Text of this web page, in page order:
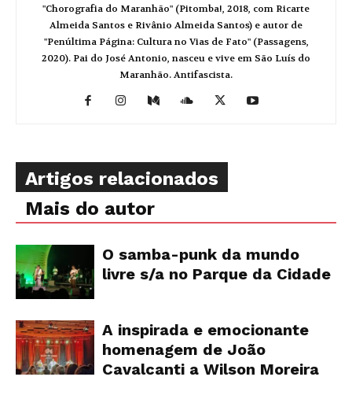
"Chorografia do Maranhão" (Pitomba!, 2018, com Ricarte
Almeida Santos e Rivânio Almeida Santos) e autor de
"Penúltima Página: Cultura no Vias de Fato" (Passagens,
2020). Pai do José Antonio, nasceu e vive em São Luís do
Maranhão. Antifascista.
Artigos relacionados
Mais do autor
O samba-punk da mundo
livre s/a no Parque da Cidade
A inspirada e emocionante
homenagem de João
Cavalcanti a Wilson Moreira